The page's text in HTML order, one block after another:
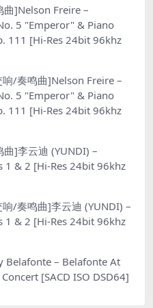
]Nelson Freire –
5 "Emperor" & Piano
111 [Hi-Res 24bit 96khz
/奏鸣曲]Nelson Freire –
5 "Emperor" & Piano
111 [Hi-Res 24bit 96khz
]李云迪 (YUNDI) –
1 & 2 [Hi-Res 24bit 96khz
/奏鸣曲]李云迪 (YUNDI) –
1 & 2 [Hi-Res 24bit 96khz
Belafonte – Belafonte At
[SACD ISO DSD64]